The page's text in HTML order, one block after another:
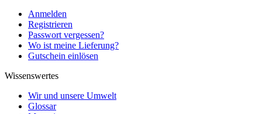
Anmelden
Registrieren
Passwort vergessen?
Wo ist meine Lieferung?
Gutschein einlösen
Wissenswertes
Wir und unsere Umwelt
Glossar